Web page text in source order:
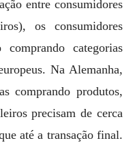
entre consumidores
os consumidores
categorias
Na Alemanha,
comprando produtos,
precisam de cerca
até a transação final.